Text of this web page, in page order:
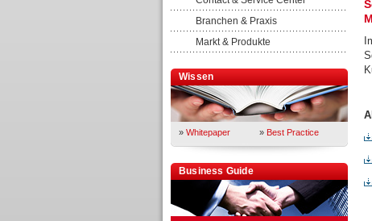
Branchen & Praxis
Markt & Produkte
Wissen
» Whitepaper » Best Practice
Business Guide